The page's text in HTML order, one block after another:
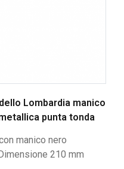
Lombardia manico
punta tonda
manico nero
210 mm